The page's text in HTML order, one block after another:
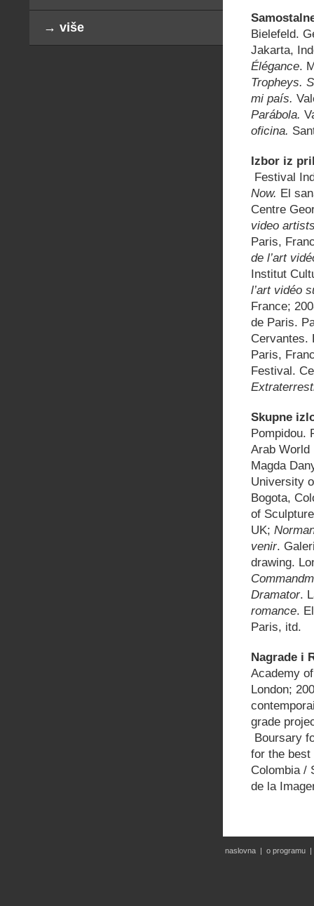
→ više
Bielefeld.
Jakarta,
Élégance.
Tropheys.
mi país.
Parábola.
oficina.
Izbor iz
Festival
Now. El
Centre
video
Paris,
de l’art
Institut
l’art vidéo
France;
de Paris.
Cervantes.
Paris,
Festival.
Skupne
Arab
Magda
University
Bogota,
of
UK;
venir.
drawing.
Dramator.
romance.
Paris, itd.
Nagrade i
Academy
London;
grade
Boursary
for the best
Colombia /
de la
naslovna | o programu |